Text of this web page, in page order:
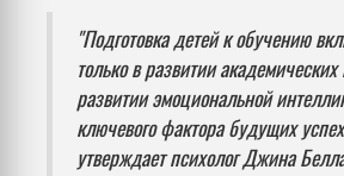
"Подготовка детей к обучению
только в развитии
развитии эмоциональной
ключевого фактора будущих
утверждает психолог Джина